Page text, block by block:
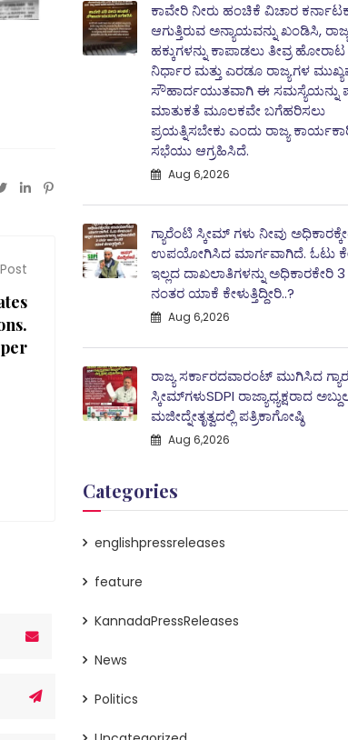
ಕಾವೇರಿ ನೀರು ಹಂಚಿಕೆ ವಿಚಾರ
ಆಗುತ್ತಿರುವ ಅನ್ಯಾಯವನ್ನು ಖಂಡಿಸಿ,
ಹಕ್ಕುಗಳನ್ನು ಕಾಪಾಡಲು ತೀವ್ರ
ನಿರ್ಧಾರ ಮತ್ತು ಎರಡೂ ರಾಜ್ಯಗಳ
ಸೌಹಾರ್ದಯುತವಾಗಿ ಈ ಸಮಸ್ಯೆಯನ್ನು
ಮಾತುಕತೆ ಮೂಲಕವೇ ಬಗೆಹರಿಸಲು
ಪ್ರಯತ್ನಿಸಬೇಕು ಎಂದು ರಾಜ್ಯ
ಸಭೆಯು ಆಗ್ರಹಿಸಿದೆ.
Aug 6,2026
ಗ್ಯಾರೆಂಟಿ ಸ್ಕೀಮ್ ಗಳು ನೀವು
ಉಪಯೋಗಿಸಿದ ಮಾರ್ಗವಾಗಿದೆ. ಓಟು
ಇಲ್ಲದ ದಾಖಲಾತಿಗಳನ್ನು ಅಧಿಕಾರಕೇರಿ
ನಂತರ ಯಾಕೆ ಕೇಳುತ್ತಿದ್ದೀರಿ..?
Aug 6,2026
ರಾಜ್ಯ ಸರ್ಕಾರದವಾರಂಟ್ ಮುಗಿಸಿದ
ಸ್ಕೀಮ್‌ಗಳುSDPI ರಾಜ್ಯಾಧ್ಯಕ್ಷರಾದ
ಮಜೀದ್ನೇತೃತ್ವದಲ್ಲಿ ಪತ್ರಿಕಾಗೋಷ್ಠಿ
Aug 6,2026
Categories
englishpressreleases
feature
KannadaPressReleases
News
Politics